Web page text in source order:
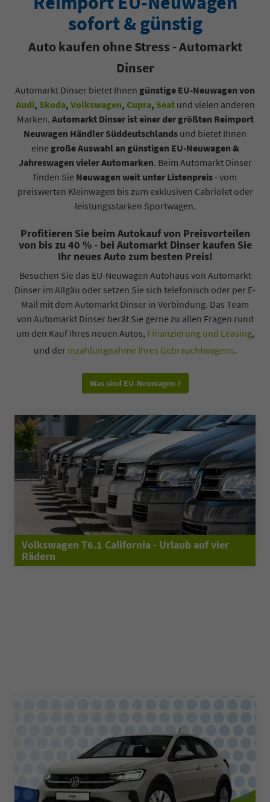
sofort & günstig
Auto kaufen ohne Stress - Automarkt
Dinser
Automarkt Dinser bietet Ihnen günstige EU-Neuwagen von
Audi, Skoda, Volkswagen, Cupra, Seat und vielen anderen
Marken. Automarkt Dinser ist einer der größten Reimport
Neuwagen Händler Süddeutschlands und bietet Ihnen
eine große Auswahl an günstigen EU-Neuwagen &
Jahreswagen vieler Automarken. Beim Automarkt Dinser
finden Sie Neuwagen weit unter Listenpreis- vom
preiswerten Kleinwagen bis zum exklusiven Cabriolet oder
leistungsstarken Sportwagen.
Profitieren Sie beim Autokauf von Preisvorteilen
von bis zu 40 % - bei Automarkt Dinser kaufen Sie
Ihr neues Auto zum besten Preis!
Besuchen Sie das EU-Neuwagen Autohaus von Automarkt
Dinser im Allgäu oder setzen Sie sich telefonisch oder per E-
Mail mit dem Automarkt Dinser in Verbindung. Das Team
von Automarkt Dinser berät Sie gerne zu allen Fragen rund
um den Kauf Ihres neuen Autos, Finanzierung und Leasing,
und der Inzahlungnahme Ihres Gebrauchtwagens.
Was sind EU-Neuwagen ?
Volkswagen T6.1 California - Urlaub auf vier
Rädern